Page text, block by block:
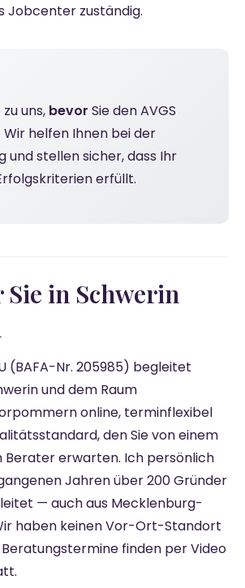
Jobcenter zuständig.
uns, bevor Sie den AVGS
helfen Ihnen bei der
und stellen sicher, dass Ihr
erfüllt.
Sie in Schwerin
(BAFA-Nr. 205985) begleitet
und dem Raum
online, terminflexibel
den Sie von einem
Berater erwarten. Ich persönlich
Jahren über 200 Gründer
— auch aus Mecklenburg-
haben keinen Vor-Ort-Standort
Beratungstermine finden per Video